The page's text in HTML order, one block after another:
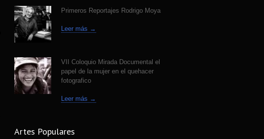
El lenguaje silencioso del cuerpo, fotografías
de Edgar Medel
14 years ago
7 years ago
Primeros Reportajes Rodrigo Moya
Leer más →
VII Coloquio Mirada Documental el
papel de la mujer en el quehacer
fotografico
Leer más →
Artes Populares